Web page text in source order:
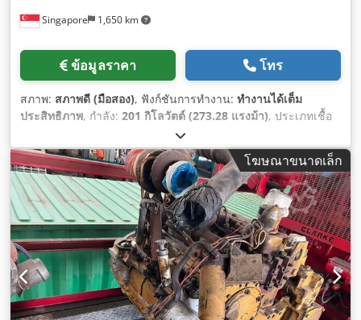
Singapore 1,650 km
ข้อมูลราคา โทร
สภาพ: สภาพดี (มือสอง), ฟังก์ชันการทำงาน: ทำงานได้เต็ม
ประสิทธิภาพ, กำลัง: 201 กิโลวัตต์ (273.28 แรงม้า), ประเภทเชื้อ
, น้ำหนักรวม:
เครื่องจักร/ยานพาหนะ:63X1784, อุปกรณ์:ห้องโดยสาร, ไฮดรอ
ลิก, โฆษณาขนาดเล็ก